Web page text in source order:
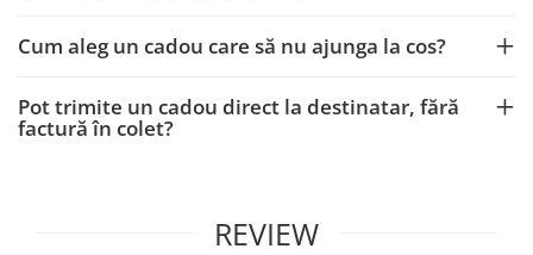
Cum aleg un cadou care să nu ajunga la cos?
Pot trimite un cadou direct la destinatar, fără
factură în colet?
REVIEW